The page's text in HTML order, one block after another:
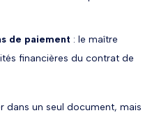
de paiement : le maître
financières du contrat de
dans un seul document, mais